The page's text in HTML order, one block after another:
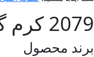
2079 کرم گلکسی براق
برند محصول